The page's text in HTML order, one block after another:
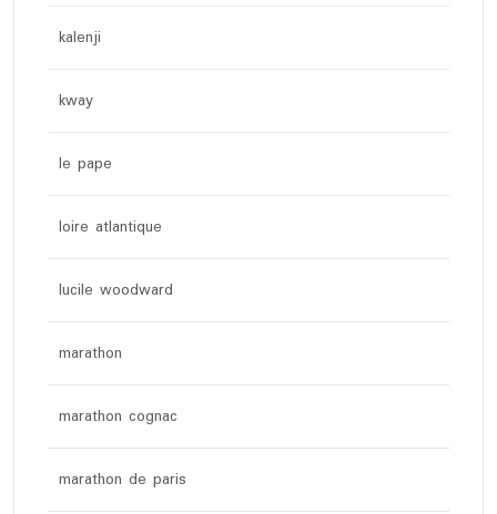
kalenji
kway
le pape
loire atlantique
lucile woodward
marathon
marathon cognac
marathon de paris